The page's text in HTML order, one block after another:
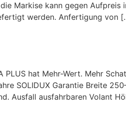
Markise kann gegen Aufpreis
werden. Anfertigung von
PLUS hat Mehr-Wert. Mehr
SOLIDUX Garantie Breite
Ausfall ausfahrbaren Volant